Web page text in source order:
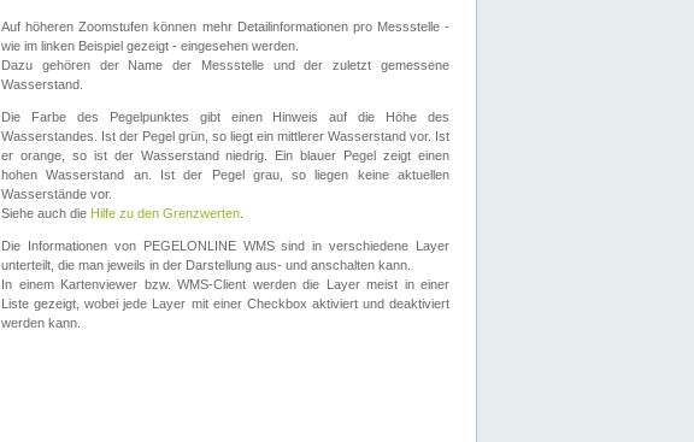
Auf höheren Zoomstufen können mehr Detailinformationen pro Messstelle -
wie im linken Beispiel gezeigt - eingesehen werden.
Dazu gehören der Name der Messstelle und der zuletzt gemessene
Wasserstand.
Die Farbe des Pegelpunktes gibt einen Hinweis auf die Höhe des
Wasserstandes. Ist der Pegel grün, so liegt ein mittlerer Wasserstand vor. Ist
er orange, so ist der Wasserstand niedrig. Ein blauer Pegel zeigt einen
hohen Wasserstand an. Ist der Pegel grau, so liegen keine aktuellen
Wasserstände vor.
Siehe auch die Hilfe zu den Grenzwerten
Die Informationen von PEGELONLINE WMS sind in verschiedene Layer
unterteilt, die man jeweils in der Darstellung aus- und anschalten kann.
In einem Kartenviewer bzw. WMS-Client werden die Layer meist in einer
Liste gezeigt, wobei jede Layer mit einer Checkbox aktiviert und deaktiviert
werden kann.